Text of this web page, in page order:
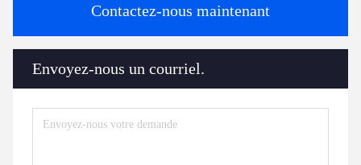
Contactez-nous maintenant
Envoyez-nous un courriel.